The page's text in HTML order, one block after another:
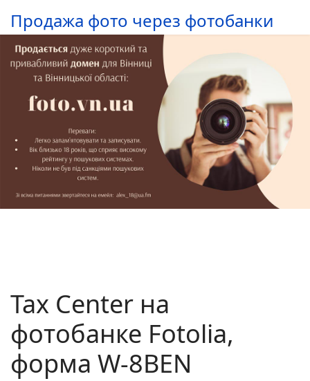
Продажа фото через фотобанки
Tax Center на
фотобанке Fotolia,
форма W-8BEN